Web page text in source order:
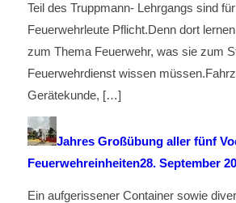
Teil des Truppmann- Lehrgangs sind
Feuerwehrleute Pflicht.Denn dort
zum Thema Feuerwehr, was sie zum
Feuerwehrdienst wissen
Gerätekunde, […]
Jahres Großübung aller fünf
Feuerwehreinheiten28. September
Ein aufgerissener Container sowie